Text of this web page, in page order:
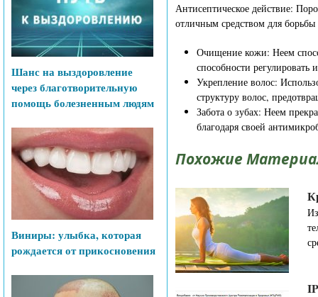
Шанс на выздоровление
через благотворительную
помощь болезненным людям
Виниры: улыбка, которая
рождается от прикосновения
Антисептическое действие:
отличным средством для
Очищение кожи: Неем
способности
Укрепление волос:
структуру волос,
Забота о зубах: Неем
благодаря своей
Похожие